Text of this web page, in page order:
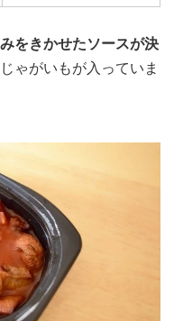
をきかせたソースが決
ゃがいもが入っていま